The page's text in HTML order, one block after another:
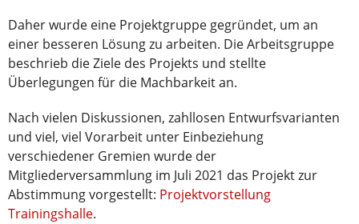
Daher wurde eine Projektgruppe gegründet, um an
einer besseren Lösung zu arbeiten. Die Arbeitsgruppe
beschrieb die Ziele des Projekts und stellte
Überlegungen für die Machbarkeit an.
Nach vielen Diskussionen, zahllosen Entwurfsvarianten
und viel, viel Vorarbeit unter Einbeziehung
verschiedener Gremien wurde der
Mitgliederversammlung im Juli 2021 das Projekt zur
Abstimmung vorgestellt: Projektvorstellung
Trainingshalle.